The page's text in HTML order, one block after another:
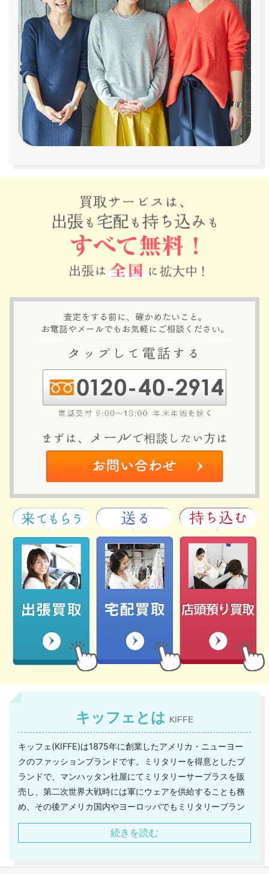
キッフェとは KIFFE
キッフェ(KIFFE)は1875年に創業したアメリカ・ニューヨー
クのファッションブランドです。ミリタリーを得意としたブ
ランドで、マンハッタン社屋にてミリタリーサープラスを販
売し、第二次世界大戦時には軍にウェアを供給することも務
め、その後アメリカ国内やヨーロッパでもミリタリーブラン
ドとして確立していきました。1980年代初頭までトレンドに
敏感な若者から本格ミリタリーブランドとして支持を集めて
います。当時の雰囲気を残しつつ、現代のテイストを取り入
続きを読む